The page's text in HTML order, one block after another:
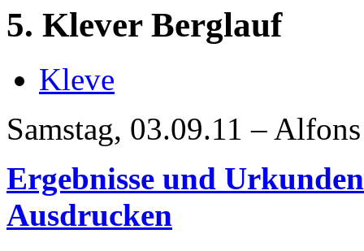
5. Klever Berglauf
Kleve
Samstag, 03.09.11 –
Ergebnisse und
Ausdrucken